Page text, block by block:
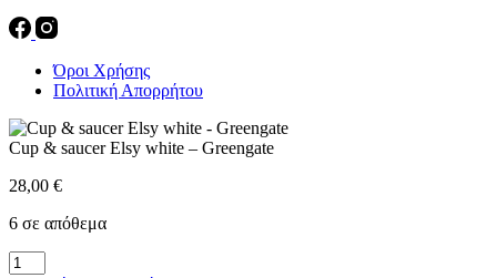
Όροι Χρήσης
Πολιτική Απορρήτου
Cup & saucer Elsy white – Greengate
28,00 €
6 σε απόθεμα
Cup